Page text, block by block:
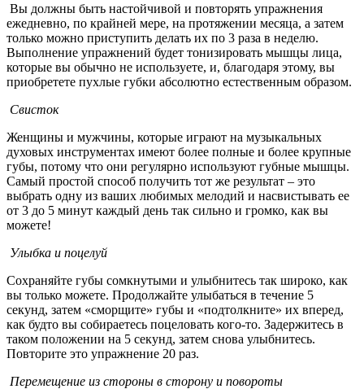
Вы должны быть настойчивой и повторять упражнения
ежедневно, по крайней мере, на протяжении месяца, а затем
только можно приступить делать их по 3 раза в неделю.
Выполнение упражнений будет тонизировать мышцы лица,
которые вы обычно не используете, и, благодаря этому, вы
приобретете пухлые губки абсолютно естественным образом.
Свисток
Женщины и мужчины, которые играют на музыкальных
духовых инструментах имеют более полные и более крупные
губы, потому что они регулярно используют губные мышцы.
Самый простой способ получить тот же результат – это
выбрать одну из ваших любимых мелодий и насвистывать ее
от 3 до 5 минут каждый день так сильно и громко, как вы
можете!
Улыбка и поцелуй
Сохраняйте губы сомкнутыми и улыбнитесь так широко, как
вы только можете. Продолжайте улыбаться в течение 5
секунд, затем «сморщите» губы и «подтолкните» их вперед,
как будто вы собираетесь поцеловать кого-то. Задержитесь в
таком положении на 5 секунд, затем снова улыбнитесь.
Повторите это упражнение 20 раз.
Перемещение из стороны в сторону и повороты